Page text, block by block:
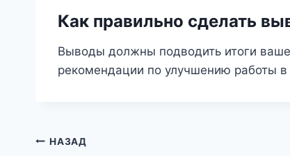
Как правильно сделать
Выводы должны подводить итоги
рекомендации по улучшению работы в
Навигация
НАЗАД